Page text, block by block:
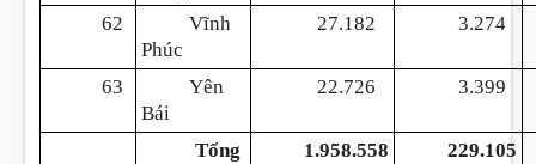
62
Vĩnh
Phúc
27.182 3.274
63
Yên
Bái
22.726 3.399
Tổng
1.958.558 229.105